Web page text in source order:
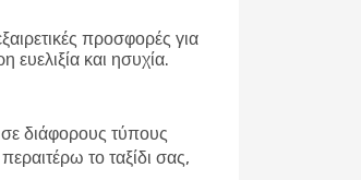
προσφορές για
ευελιξία και ησυχία.
διάφορους τύπους
το ταξίδι σας,